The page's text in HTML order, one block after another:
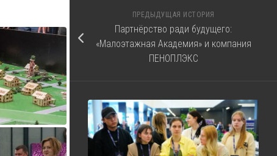
ПРЕДЫДУЩАЯ ИСТОРИЯ
Партнёрство ради будущего:
«Малоэтажная Академия» и компания
ПЕНОПЛЭКС